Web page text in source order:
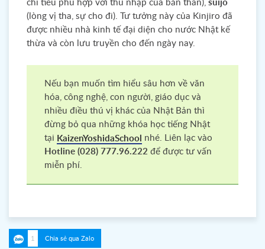
chi tiêu phù hợp với thu nhập của bản thân), suijo
(lòng vị tha, sự cho đi). Tư tưởng này của Kinjiro đã
được nhiều nhà kinh tế đại diện cho nước Nhật kế
thừa và còn lưu truyền cho đến ngày nay.
Nếu bạn muốn tìm hiểu sâu hơn về văn
hóa, công nghệ, con người, giáo dục và
nhiều điều thú vị khác của Nhật Bản thì
đừng bỏ qua những khóa học tiếng Nhật
tại KaizenYoshidaSchool nhé. Liên lạc vào
Hotline (028) 777.96.222 để được tư vấn
miễn phí.
1 Chia sẻ qua Zalo